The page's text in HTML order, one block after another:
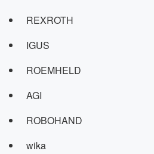
REXROTH
IGUS
ROEMHELD
AGI
ROBOHAND
wika